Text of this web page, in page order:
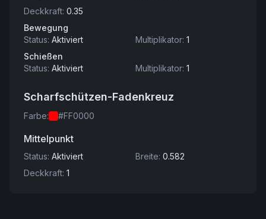
Deckkraft: 0.35
Bewegung
Status: Aktiviert Multiplikator: 1
Schießen
Status: Aktiviert Multiplikator: 1
Scharfschützen-Fadenkreuz
Farbe: #FF0000
Mittelpunkt
Status: Aktiviert Breite: 0.582
Deckkraft: 1